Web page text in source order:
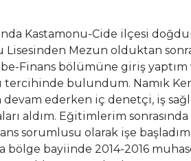
Kastamonu-Cide ilçesi
Lisesinden Mezun olduktan
Finans bölümüne giriş
bulundum. Namık
devam ederken iç denetçi, iş
aldım. Eğitimlerim
sorumlusu olarak işe
bölge bayiinde 2014-2016